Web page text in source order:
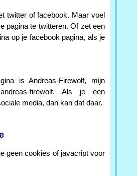
twitter of facebook. Maar voel
pagina te twitteren. Of zet een
op je facebook pagina, als je
is Andreas-Firewolf, mijn
firewolf. Als je een
media, dan kan dat daar.
geen cookies of javacript voor